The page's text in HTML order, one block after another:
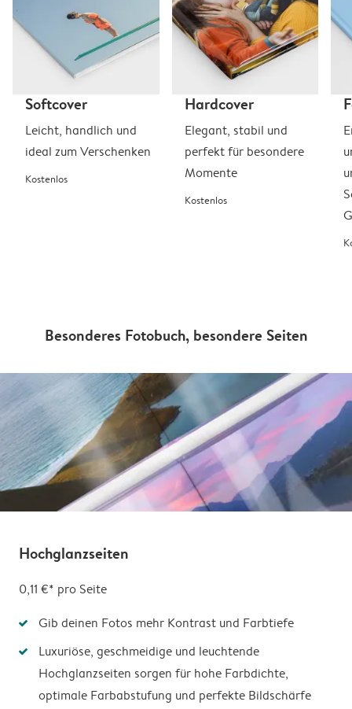
Softcover
Leicht, handlich und
ideal zum Verschenken
Kostenlos
Hardcover
Elegant, stabil und
perfekt für besondere
Momente
Kostenlos
Besonderes Fotobuch, besondere Seiten
Hochglanzseiten
0,11 €* pro Seite
Gib deinen Fotos mehr Kontrast und Farbtiefe
Luxuriöse, geschmeidige und leuchtende
Hochglanzseiten sorgen für hohe Farbdichte,
optimale Farbabstufung und perfekte Bildschärfe